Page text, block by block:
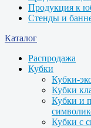
Продукция к
Стенды и
Каталог
Распродажа
Кубки
Кубки-
Кубки
Кубки и
Кубки с